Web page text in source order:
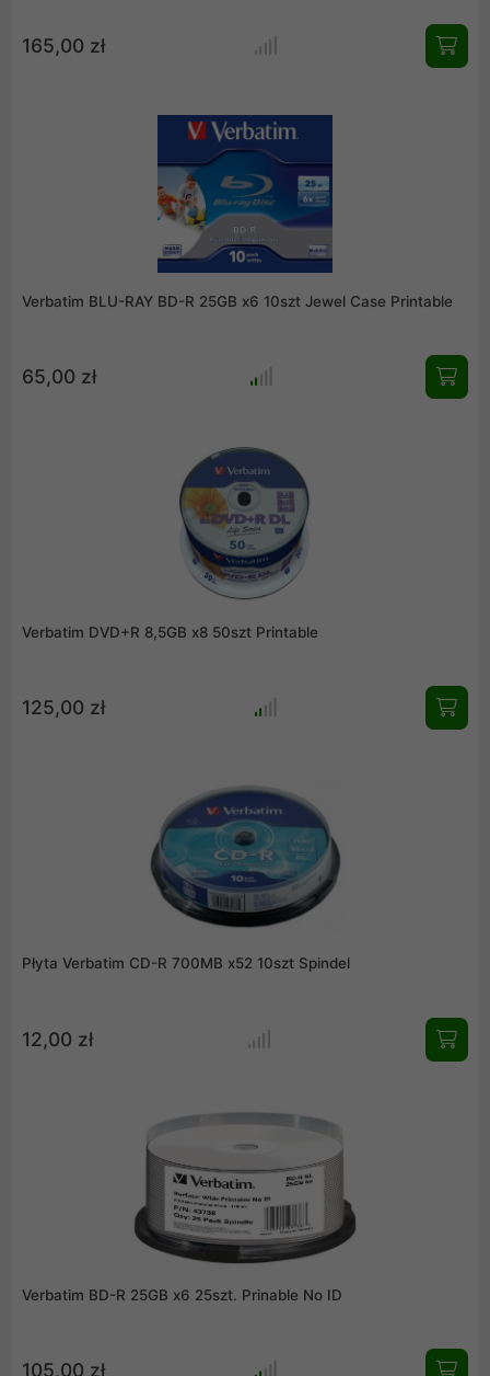
165,00 zł
Verbatim BLU-RAY BD-R 25GB x6 10szt Jewel Case Printable
65,00 zł
Verbatim DVD+R 8,5GB x8 50szt Printable
125,00 zł
Płyta Verbatim CD-R 700MB x52 10szt Spindel
12,00 zł
Verbatim BD-R 25GB x6 25szt. Prinable No ID
105,00 zł